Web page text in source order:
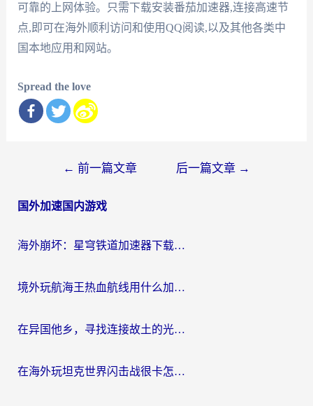
可靠的上网体验。只需下载安装番茄加速器,连接高速节
点,即可在海外顺利访问和使用QQ阅读,以及其他各类中
国本地应用和网站。
Spread the love
导
← 前一篇文章 后一篇文章 →
国外加速国内游戏
海外崩坏：星穹铁道加速器下载安装：一份给游子的终极网络指南
境外玩航海王热血航线用什么加速器？2026海外玩家实测最优方案（附欧洲问道堡垒前线加速技巧）
在异国他乡，寻找连接故土的光明大陆免费加速器
在海外玩坦克世界闪击战很卡怎么办？老玩家亲测有效的加速器选择指南